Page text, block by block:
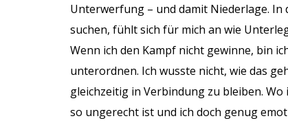
Unterwerfung – und damit Niederlage.
suchen, fühlt sich für mich an wie
Wenn ich den Kampf nicht gewinne, bin
unterordnen. Ich wusste nicht, wie das
gleichzeitig in Verbindung zu bleiben.
so ungerecht ist und ich doch genug